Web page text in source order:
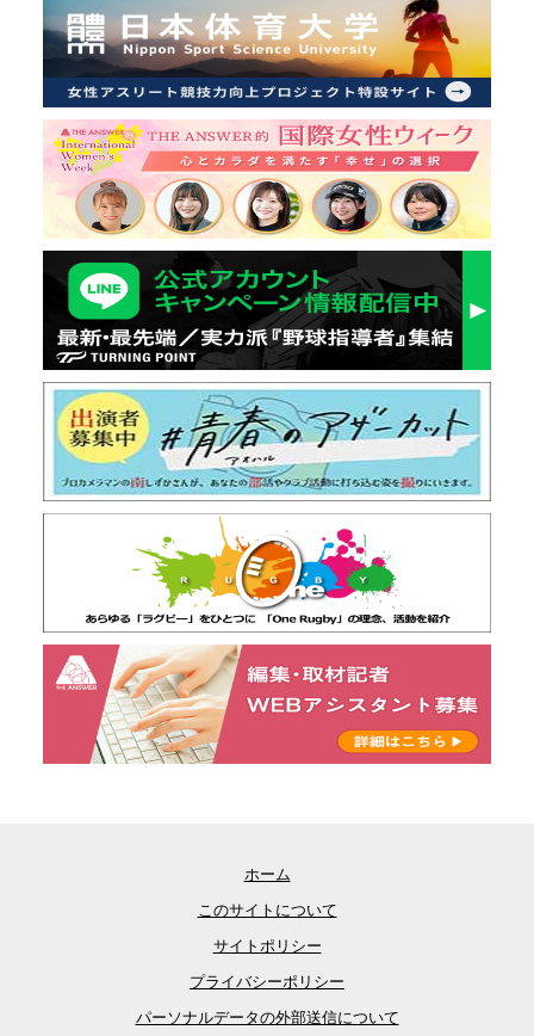
ホーム
このサイトについて
サイトポリシー
プライバシーポリシー
パーソナルデータの外部送信について